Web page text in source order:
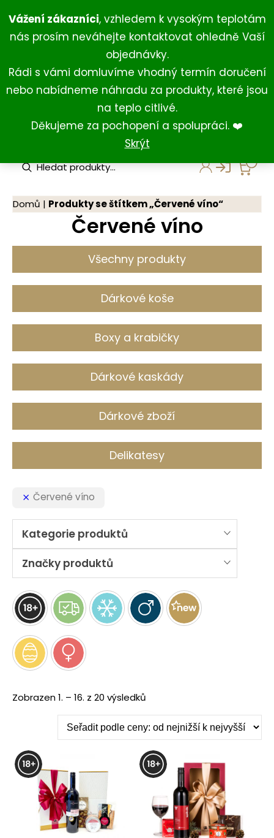
Vážení zákazníci, vzhledem k vysokým teplotám
nás prosím neváhejte kontaktovat ohledně Vaší
objednávky.
Rádi s vámi domluvíme vhodný termín doručení
nebo nabídneme náhradu za produkty, které jsou
na teplo citlivé.
Děkujeme za pochopení a spolupráci. ❤️
Skrýt
na
obsah
+420 734 429 111 (Po-Ne 8:00-18:00)
+420 731 127 211 (For English)
u
c
s
r
c
Domů | Produkty se štítkem „Červené víno“
Červené víno
Všechny produkty
Dárkové koše
Boxy a krabičky
Dárkové kaskády
Dárkové zboží
Delikatesy
Červené víno
Kategorie produktů
Značky produktů
Zobrazen 1. – 16. z 20 výsledků
podle
ceny:
nejnižší